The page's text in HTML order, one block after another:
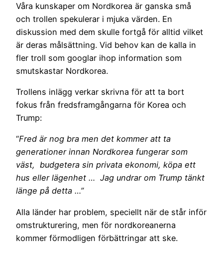
Våra kunskaper om Nordkorea är ganska små
och trollen spekulerar i mjuka värden. En
diskussion med dem skulle fortgå för alltid vilket
är deras målsättning. Vid behov kan de kalla in
fler troll som googlar ihop information som
smutskastar Nordkorea.
Trollens inlägg verkar skrivna för att ta bort
fokus från fredsframgångarna för Korea och
Trump:
“Fred är nog bra men det kommer att ta
generationer innan Nordkorea fungerar som
väst, budgetera sin privata ekonomi, köpa ett
hus eller lägenhet … Jag undrar om Trump tänkt
länge på detta …”
Alla länder har problem, speciellt när de står inför
omstrukturering, men för nordkoreanerna
kommer förmodligen förbättringar att ske.